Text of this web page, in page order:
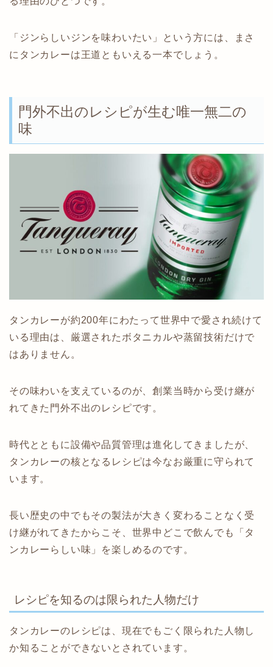
「ジンらしいジンを味わいたい」という方には、まさ
にタンカレーは王道ともいえる一本でしょう。
門外不出のレシピが生む唯一無二の
味
タンカレーが約200年にわたって世界中で愛され続けて
いる理由は、厳選されたボタニカルや蒸留技術だけで
はありません。
その味わいを支えているのが、創業当時から受け継が
れてきた門外不出のレシピです。
時代とともに設備や品質管理は進化してきましたが、
タンカレーの核となるレシピは今なお厳重に守られて
います。
長い歴史の中でもその製法が大きく変わることなく受
け継がれてきたからこそ、世界中どこで飲んでも「タ
ンカレーらしい味」を楽しめるのです。
レシピを知るのは限られた人物だけ
タンカレーのレシピは、現在でもごく限られた人物し
か知ることができないとされています。